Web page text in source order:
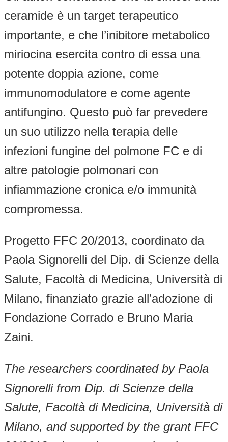
ceramide è un target terapeutico
importante, e che l’inibitore metabolico
miriocina esercita contro di essa una
potente doppia azione, come
immunomodulatore e come agente
antifungino. Questo può far prevedere
un suo utilizzo nella terapia delle
infezioni fungine del polmone FC e di
altre patologie polmonari con
infiammazione cronica e/o immunità
compromessa.
Progetto FFC 20/2013, coordinato da
Paola Signorelli del Dip. di Scienze della
Salute, Facoltà di Medicina, Università di
Milano, finanziato grazie all’adozione di
Fondazione Corrado e Bruno Maria
Zaini.
The researchers coordinated by Paola
Signorelli from Dip. di Scienze della
Salute, Facoltà di Medicina, Università di
Milano, and supported by the grant FFC